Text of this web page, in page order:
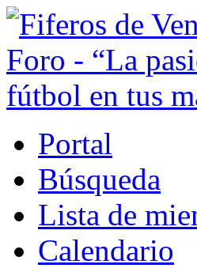
Portal
Búsqueda
Lista de
Calendario